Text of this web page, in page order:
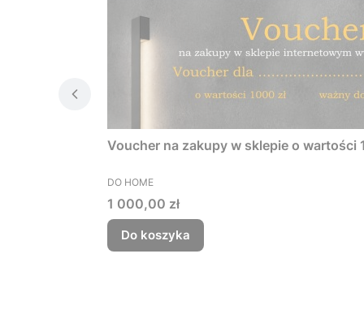
Voucher na zakupy w sklepie o wartości
PRODUCENT
DO HOME
Cena
1 000,00 zł
Do koszyka